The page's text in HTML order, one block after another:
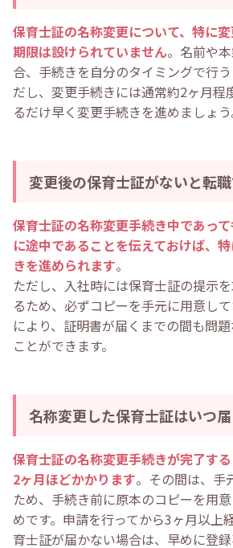
保育士証の名称変更について、特に変
期限は設けられていません。名前や本
合、手続きを自分のタイミングで行う
だし、変更手続きには通常約2ヶ月程
るだけ早く変更手続きを進めましょう
変更後の保育士証がないと転
保育士証の名称変更手続き中であって
に途中であることを伝えておけば、特
きを進められます。
ただし、入社時には保育士証の提示を
るため、必ずコピーを手元に用意して
により、証明書が届くまでの間も問題
ことができます。
名称変更した保育士証はいつ届
保育士証の名称変更手続きが完了する
2ヶ月ほどかかります。その間は、手
ため、手続き前に原本のコピーを用意
めです。申請を行ってから3ヶ月以上
育士証が届かない場合は、早めに登録